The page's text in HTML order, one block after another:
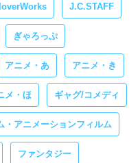
J.C.STAFF
ぎゃろっぷ
アニメ・あ アニメ・き
メ・ほ ギャグ/コメディ
・アニメーションフィルム
ファンタジー